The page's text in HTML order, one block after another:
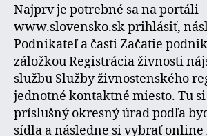
Najprv je potrebné sa na portáli
www.slovensko.sk prihlásiť,
Podnikateľ a časti Začatie
záložkou Registrácia živnosti
službu Služby živnostenského
jednotné kontaktné miesto. Tu
príslušný okresný úrad podľa
sídla a následne si vybrať